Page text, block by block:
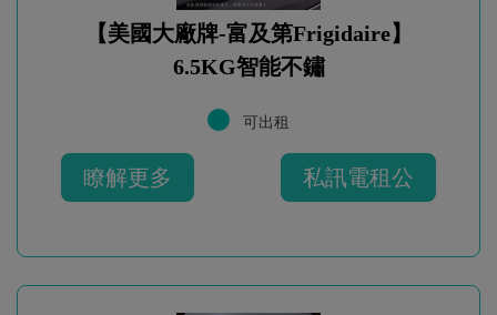
【美國大廠牌-富及第Frigidaire】
6.5KG智能不鏽
可出租
瞭解更多 私訊電租公